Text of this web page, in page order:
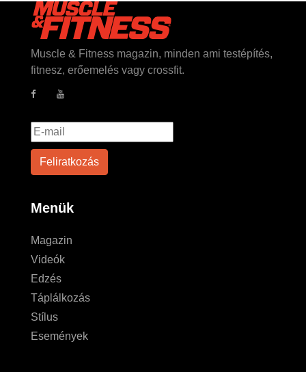
Muscle & Fitness magazin, minden ami testépítés,
fitnesz, erőemelés vagy crossfit.
Menük
Magazin
Videók
Edzés
Táplálkozás
Stílus
Események